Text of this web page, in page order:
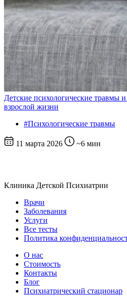
Детские психологические травмы
взрослой жизни
#Психологические травмы
11 марта 2026 ~6 мин
Клиника Детской Психиатрии
Врачи
Заболевания
Услуги
Все тесты
Политика
О нас
Стоимость
Контакты
Блог
Психиатрический стационар